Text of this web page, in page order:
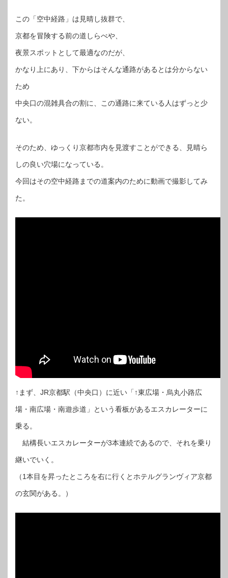
この「空中経路」は見晴し抜群で、
京都を冒険する前の道しらべや、
夜景スポットとして最適なのだが、
かなり上にあり、下からはそんな通路があるとは分からない
ため
中央口の混雑具合の割に、この通路に来ている人はずっと少
ない。
そのため、ゆっくり京都市内を見渡すことができる、見晴ら
しの良い穴場になっている。
今回はその空中経路までの道案内のために動画で撮影してみ
た。
↑まず、JR京都駅（中央口）に近い「↑東広場・烏丸小路広
場・南広場・南遊歩道」という看板があるエスカレーターに
乗る。
結構長いエスカレーターが3本連続であるので、それを乗り
継いでいく。
（1本目を昇ったところを右に行くとホテルグランヴィア京都
の玄関がある。）